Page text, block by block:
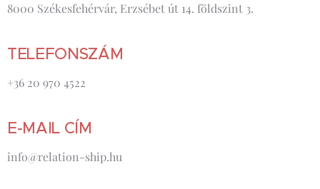
8000 Székesfehérvár, Erzsébet út 14. földszint 3.
TELEFONSZÁM
+36 20 970 4522
E-MAIL CÍM
info@relation-ship.hu